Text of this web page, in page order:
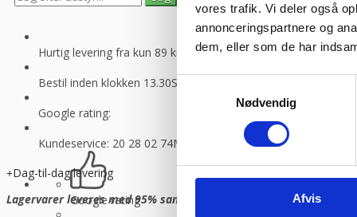
vores trafik. Vi deler også
annonceringspartnere og
dem, eller som de har
Samtykkevalg
Nødvendig
Afvis
Se gemte varer
Se indkøbskurv
Hurtig levering fra kun 89 kr.
Vi sender med GLS og Danske
Bestil inden klokken 13.30Så sender vi lagervarer samme dag
Google rating:
Kundeservice: 20 28 02 74Man-torsdag 08:30 – 16.00, fredag
Google rating
Dag-til-dag levering
Lagervarer leveres med 95% sandsynlighed allerede den første